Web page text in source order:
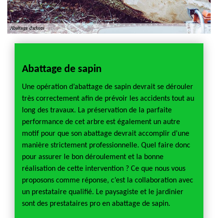
Abattage de sapin
Une opération d’abattage de sapin devrait se dérouler
très correctement afin de prévoir les accidents tout au
long des travaux. La préservation de la parfaite
performance de cet arbre est également un autre
motif pour que son abattage devrait accomplir d’une
manière strictement professionnelle. Quel faire donc
pour assurer le bon déroulement et la bonne
réalisation de cette intervention ? Ce que nous vous
proposons comme réponse, c’est la collaboration avec
un prestataire qualifié. Le paysagiste et le jardinier
sont des prestataires pro en abattage de sapin.